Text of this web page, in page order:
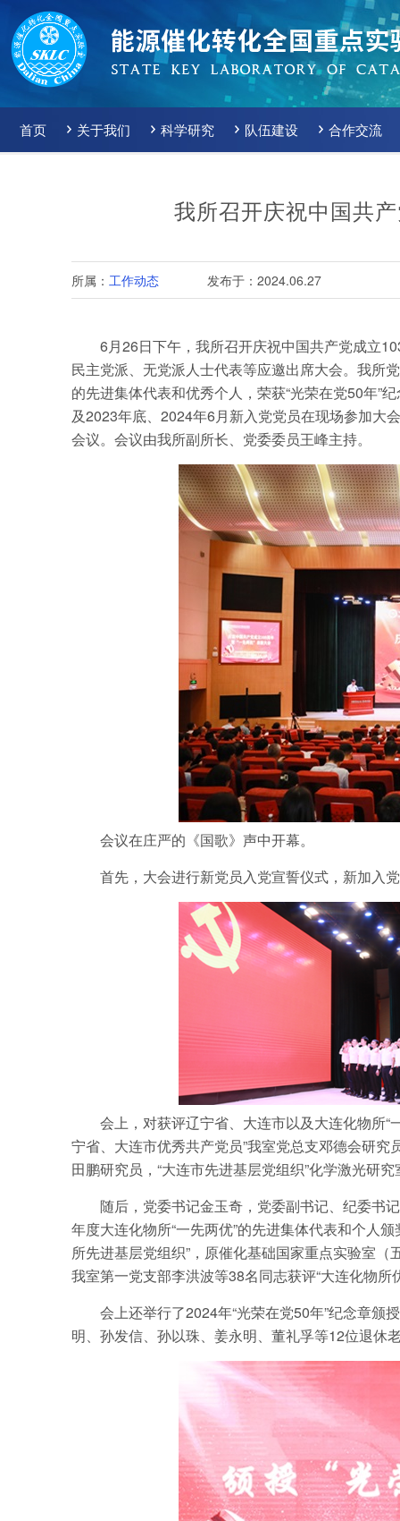
首页 关于我们 科学研究 队伍建设 合作交流
我所召开庆祝中国共
所属： 工作动态 发布于：2024.06.27
6月26日下午，我所召开庆祝中国共产党成立
民主党派、无党派人士代表等应邀出席大会。我所
的先进集体代表和优秀个人，荣获“光荣在党50年”
及2023年底、2024年6月新入党党员在现场参加大
会议。会议由我所副所长、党委委员王峰主持。
会议在庄严的《国歌》声中开幕。
首先，大会进行新党员入党宣誓仪式，新加入
会上，对获评辽宁省、大连市以及大连化物所
宁省、大连市优秀共产党员”我室党总支邓德会研
田鹏研究员，“大连市先进基层党组织”化学激光研
随后，党委书记金玉奇，党委副书记、纪委书
年度大连化物所“一先两优”的先进集体代表和个人
所先进基层党组织”，原催化基础国家重点实验室
我室第一党支部李洪波等38名同志获评“大连化物所
会上还举行了2024年“光荣在党50年”纪念章
明、孙发信、孙以珠、姜永明、董礼孚等12位退休